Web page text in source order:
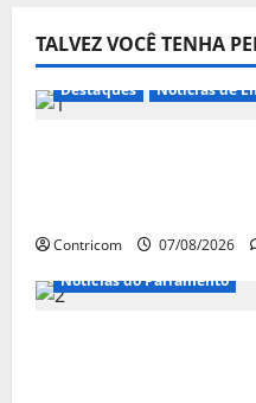
TALVEZ VOCÊ TENHA
Destaques Notícias de
Contricom 07/08/2026
Notícias do Parlamento